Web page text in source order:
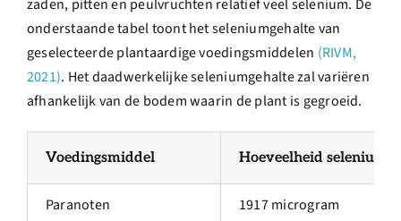
zaden, pitten en peulvruchten relatief veel selenium. De
onderstaande tabel toont het seleniumgehalte van
geselecteerde plantaardige voedingsmiddelen (RIVM,
2021). Het daadwerkelijke seleniumgehalte zal variëren
afhankelijk van de bodem waarin de plant is gegroeid.
Voedingsmiddel Hoeveelheid selenium
Paranoten 1917 microgram